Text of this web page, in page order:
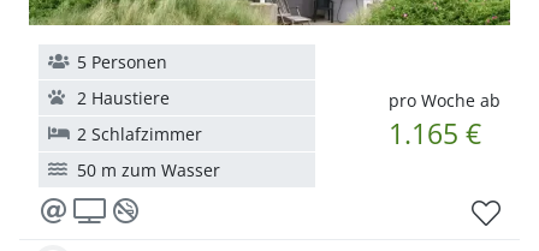
pro Woche ab
1.165 €
5 Personen
2 Haustiere
2 Schlafzimmer
50 m zum Wasser